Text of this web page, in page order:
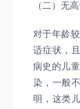
（二）无
对于年龄
适症状，
病史的儿
染，一般
明，这类